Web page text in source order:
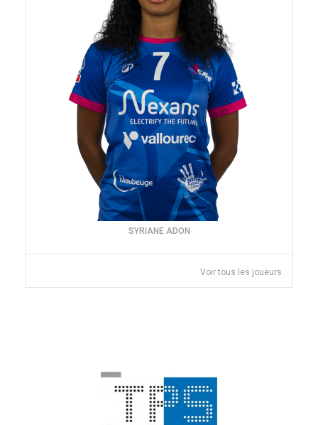
SYRIANE ADON
Voir tous les joueurs